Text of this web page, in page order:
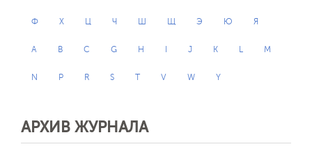
Ф Х Ц Ч Ш Щ Э Ю Я
A B C G H J K L M
N P R S T V W Y
АРХИВ ЖУРНАЛА